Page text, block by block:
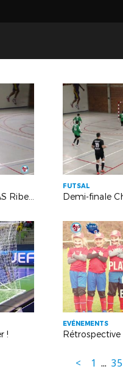
Finale Challenge Futsal Alsace : AS Ribeauvillé - EF Rouffach : 6-7
FUTSAL
!
EVÉNEMENTS
< 1 ... 35